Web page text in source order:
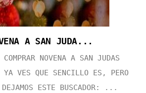
A SAN JUDA...
NOVENA A SAN JUDAS
YA VES QUE SENCILLO ES, PERO
ESTE BUSCADOR: ...